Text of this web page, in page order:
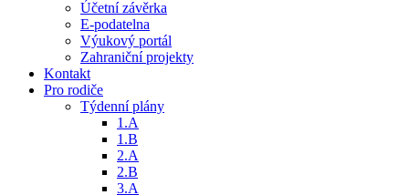
Účetní závěrka
E-podatelna
Výukový portál
Zahraniční projekty
Kontakt
Pro rodiče
Týdenní plány
1.A
1.B
2.A
2.B
3.A